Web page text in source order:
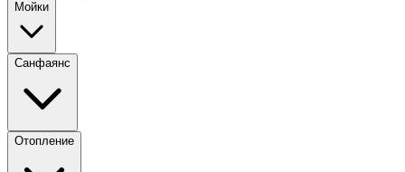
Мойки
Санфаянс
Отопление